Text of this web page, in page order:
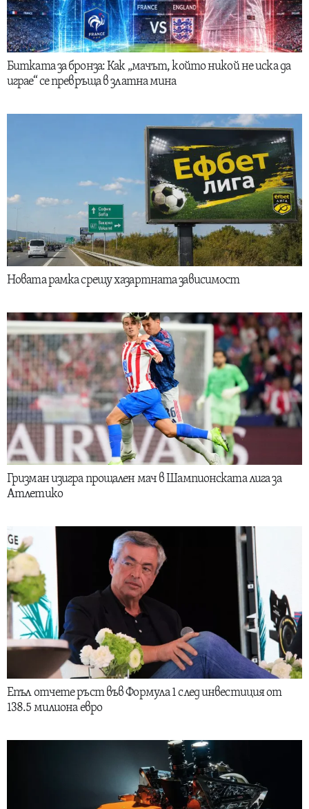
Битката за бронза: Как „мачът, който никой не иска да
играе“ се превръща в златна мина
Новата рамка срещу хазартната зависимост
Гризман изигра прощален мач в Шампионската лига за
Атлетико
Епъл отчете ръст във Формула 1 след инвестиция от
138.5 милиона евро